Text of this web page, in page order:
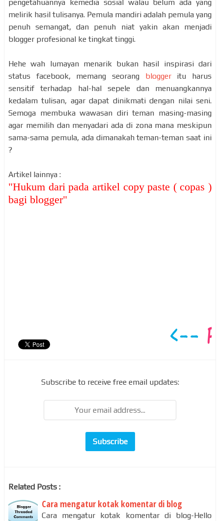
pengetahuannya kemedia sosial walau belum ada yang
melirik hasil tulisanya. Pemula mandiri adalah pemula yang
penuh semangat, dan penuh niat yakin akan menjadi
blogger profesional ke tingkat tinggi.
Hehe wah lumayan menarik bukan hasil inspirasi dari
status facebook, memang seorang bloggeritu harus
sensitif terhadap hal-hal sepele dan menuangkannya
kedalam tulisan, agar dapat dinikmati dengan nilai seni.
Semoga membuka wawasan diri teman masing-masing
agar memilih dan menyadari ada di zona mana meskipun
sama-sama pemula, ada dimanakah teman-teman saat ini
?
Artikel lainnya :
"Hukum dari pada artikel copy paste ( copas )
bagi blogger"
Subscribe to receive free email updates:
Related Posts :
Cara mengatur kotak komentar di blog
Cara mengatur kotak komentar di blog-Hello